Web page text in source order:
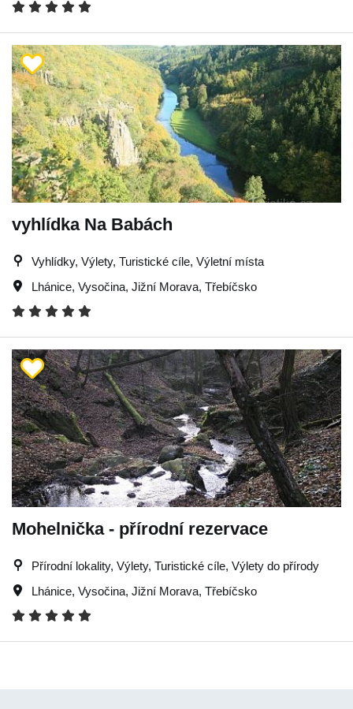
vyhlídka Na Babách
Vyhlídky, Výlety, Turistické cíle, Výletní místa
Lhánice, Vysočina, Jižní Morava, Třebíčsko
Mohelnička - přírodní rezervace
Přírodní lokality, Výlety, Turistické cíle, Výlety do přírody
Lhánice, Vysočina, Jižní Morava, Třebíčsko